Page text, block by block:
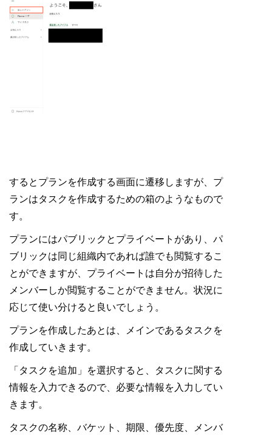
するとプランを作成する画面に遷移しますが、プ
ランはタスクを作成するための箱のようなもので
す。
プランにはパブリックとプライベートがあり、パ
ブリックは同じ組織内であれば誰でも閲覧するこ
とができますが、プライベートは自分が招待した
メンバーしか閲覧することができません。状況に
応じて使い分けると良いでしょう。
プランを作成したあとは、メインであるタスクを
作成していきます。
「タスクを追加」を選択すると、タスクに関する
情報を入力できるので、必要な情報を入力してい
きます。
タスクの名称、バケット、期限、優先度、メンバ